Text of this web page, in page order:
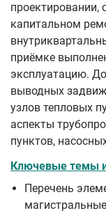
проектировании,
капитальном
приёмке
эксплуатацию.
выводных
узлов тепловых
аспекты
пунктов,
Ключевые темы
Перечень